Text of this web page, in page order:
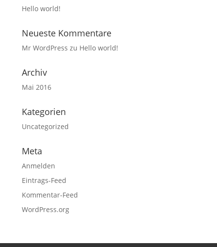
Hello world!
Neueste Kommentare
Mr WordPress zu Hello world!
Archiv
Mai 2016
Kategorien
Uncategorized
Meta
Anmelden
Eintrags-Feed
Kommentar-Feed
WordPress.org